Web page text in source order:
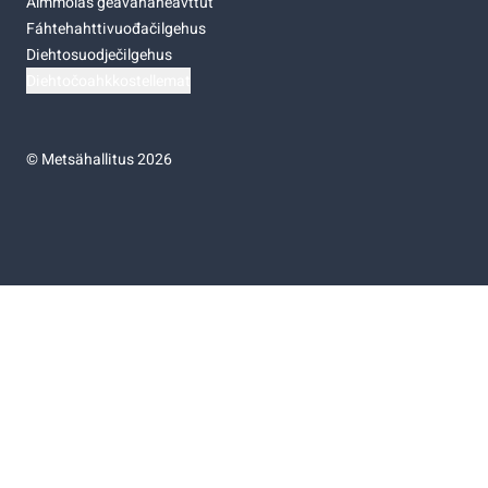
Fáhtehahttivuođačilgehus
Diehtosuodječilgehus
©Metsähallitus 2026